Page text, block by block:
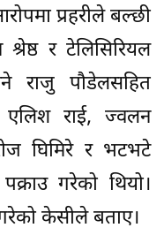
प्रहरीले बल्छी
र टेलिसिरियल
राजु पौडेलसहित
एलिश राई, ज्वलन
घिमिरे र भटभटे
गरेको थियो।
केसीले बताए।